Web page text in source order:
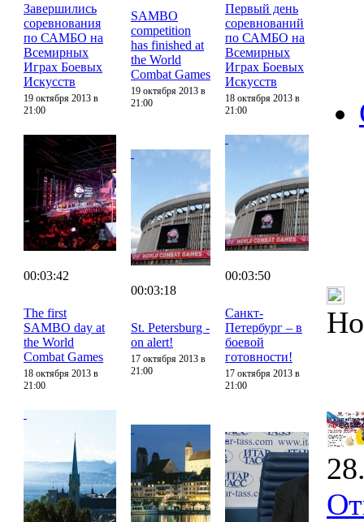
Завершились
соревнования
по САМБО на
Всемирных
Играх Боевых
Искусств
19 октября 2013 в
21:00
SAMBO
competition
has finished at
the World
Combat Games
19 октября 2013 в
21:00
Первый день
соревнований
по САМБО на
Всемирных
Играх Боевых
Искусств
18 октября 2013 в
21:00
00:03:42
The first
SAMBO day at
the World
Combat Games
18 октября 2013 в
21:00
00:03:18
St. Petersburg -
on alert!
17 октября 2013 в
21:00
00:03:50
Санкт-
Петербург – в
боевой
готовности!
17 октября 2013 в
21:00